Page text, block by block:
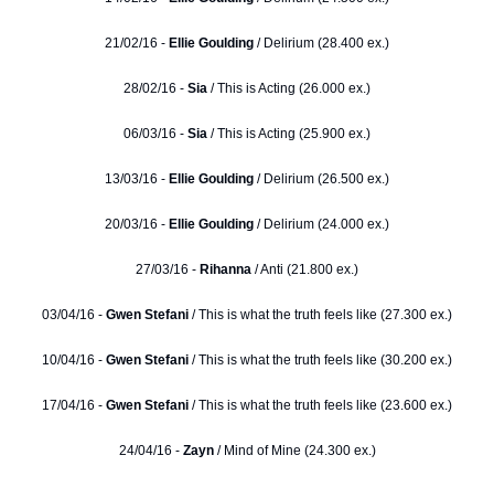
21/02/16 - Ellie Goulding / Delirium (28.400 ex.)
28/02/16 - Sia / This is Acting (26.000 ex.)
06/03/16 - Sia / This is Acting (25.900 ex.)
13/03/16 - Ellie Goulding / Delirium (26.500 ex.)
20/03/16 - Ellie Goulding / Delirium (24.000 ex.)
27/03/16 - Rihanna / Anti (21.800 ex.)
03/04/16 - Gwen Stefani / This is what the truth feels like (27.300 ex.)
10/04/16 - Gwen Stefani / This is what the truth feels like (30.200 ex.)
17/04/16 - Gwen Stefani / This is what the truth feels like (23.600 ex.)
24/04/16 - Zayn / Mind of Mine (24.300 ex.)